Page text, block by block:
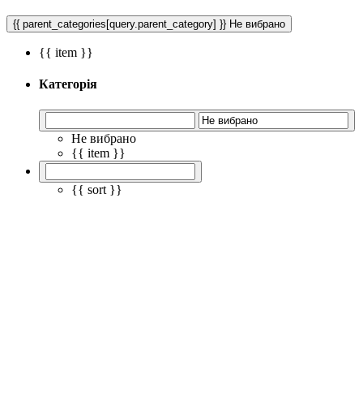
{{ parent_categories[query.parent_category] }} Не вибрано
{{ item }}
Категорія
Не вибрано
{{ item }}
{{ sort }}